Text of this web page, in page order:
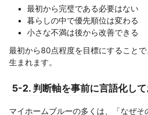
最初から完璧である必要はない
暮らしの中で優先順位は変わる
小さな不満は後から改善できる
最初から80点程度を目標にすること
生まれます。
5-2. 判断軸を事前に言語化して
マイホームブルーの多くは、「なぜそ